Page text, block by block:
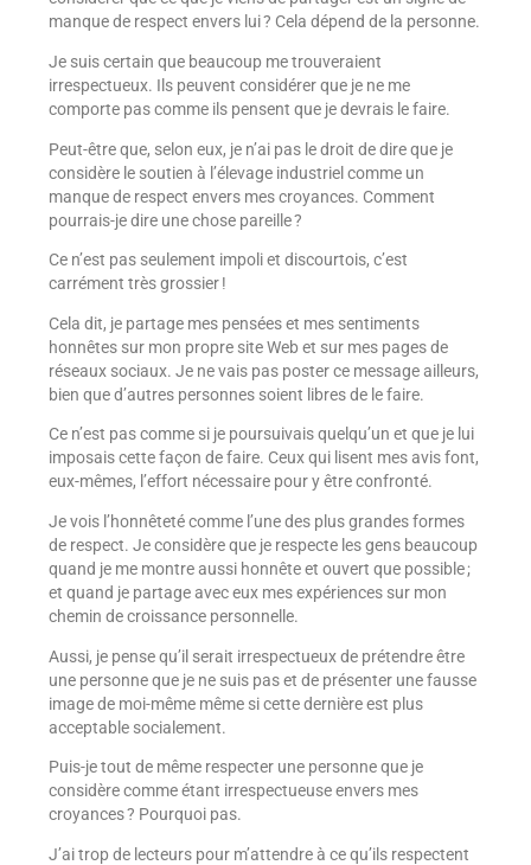
manque de respect envers lui ? Cela dépend de la personne.
Je suis certain que beaucoup me trouveraient
irrespectueux. Ils peuvent considérer que je ne me
comporte pas comme ils pensent que je devrais le faire.
Peut-être que, selon eux, je n’ai pas le droit de dire que je
considère le soutien à l’élevage industriel comme un
manque de respect envers mes croyances. Comment
pourrais-je dire une chose pareille ?
Ce n’est pas seulement impoli et discourtois, c’est
carrément très grossier !
Cela dit, je partage mes pensées et mes sentiments
honnêtes sur mon propre site Web et sur mes pages de
réseaux sociaux. Je ne vais pas poster ce message ailleurs,
bien que d’autres personnes soient libres de le faire.
Ce n’est pas comme si je poursuivais quelqu’un et que je lui
imposais cette façon de faire. Ceux qui lisent mes avis font,
eux-mêmes, l’effort nécessaire pour y être confronté.
Je vois l’honnêteté comme l’une des plus grandes formes
de respect. Je considère que je respecte les gens beaucoup
quand je me montre aussi honnête et ouvert que possible ;
et quand je partage avec eux mes expériences sur mon
chemin de croissance personnelle.
Aussi, je pense qu’il serait irrespectueux de prétendre être
une personne que je ne suis pas et de présenter une fausse
image de moi-même même si cette dernière est plus
acceptable socialement.
Puis-je tout de même respecter une personne que je
considère comme étant irrespectueuse envers mes
croyances ? Pourquoi pas.
J’ai trop de lecteurs pour m’attendre à ce qu’ils respectent